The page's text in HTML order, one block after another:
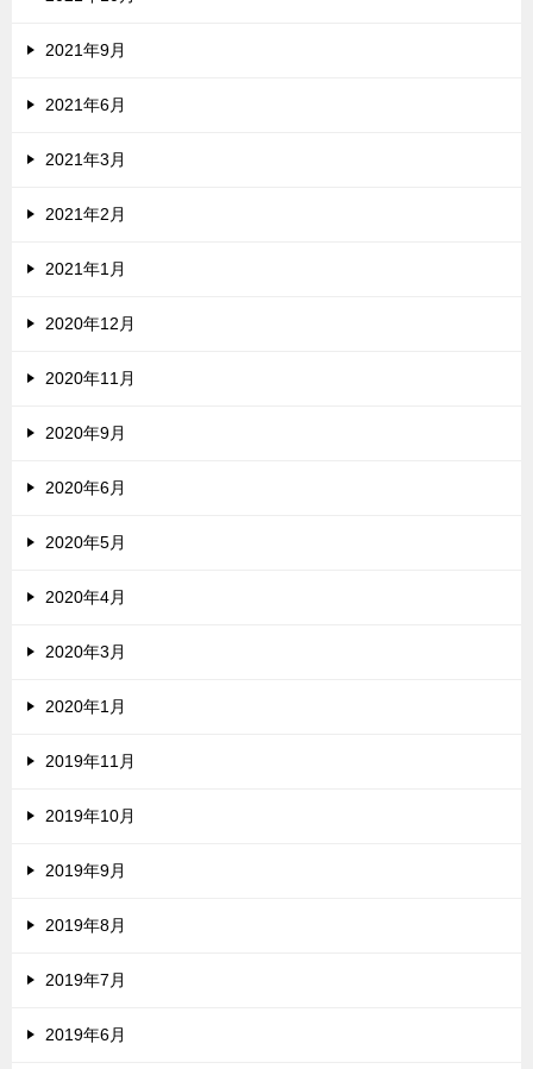
2021年9月
2021年6月
2021年3月
2021年2月
2021年1月
2020年12月
2020年11月
2020年9月
2020年6月
2020年5月
2020年4月
2020年3月
2020年1月
2019年11月
2019年10月
2019年9月
2019年8月
2019年7月
2019年6月